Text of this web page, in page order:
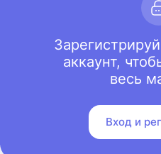
аккаунт,
весь
Вход и